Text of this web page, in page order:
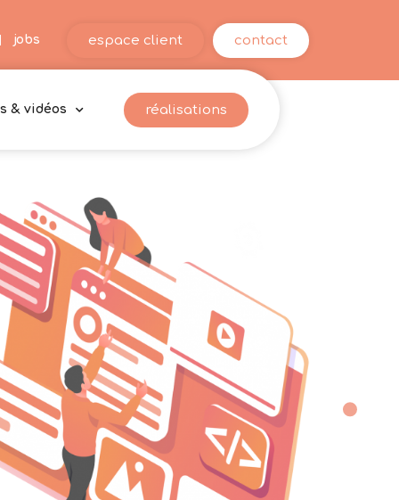
jobs espace client contact
& vidéos réalisations